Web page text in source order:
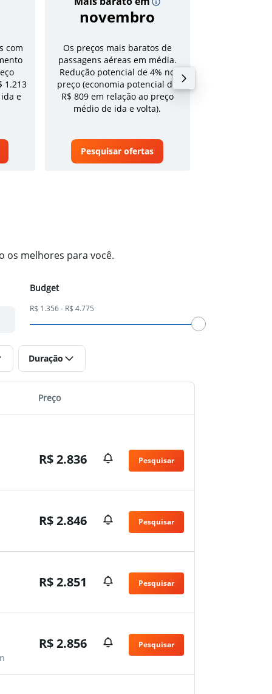
novembro
com
1.213
e
Os preços mais baratos de
passagens aéreas em média.
Redução potencial de 4% no
preço (economia potencial de
R$ 809 em relação ao preço
médio de ida e volta).
Pesquisar ofertas
os melhores para você.
Budget
R$ 1.356 - R$ 4.775
Duração
Preço
R$ 2.836 Pesquisar
R$ 2.846 Pesquisar
R$ 2.851 Pesquisar
R$ 2.856 Pesquisar